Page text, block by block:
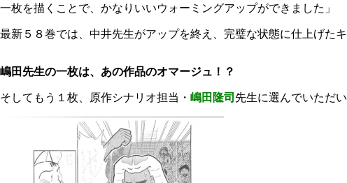
一枚を描くことで、かなりいいウォーミングアップができました」
最新５８巻では、中井先生がアップを終え、完璧な状態に仕上げた
嶋田先生の一枚は、あの作品のオマージュ！？
そしてもう１枚、原作シナリオ担当・ 嶋田隆司 先生に選んでいただ